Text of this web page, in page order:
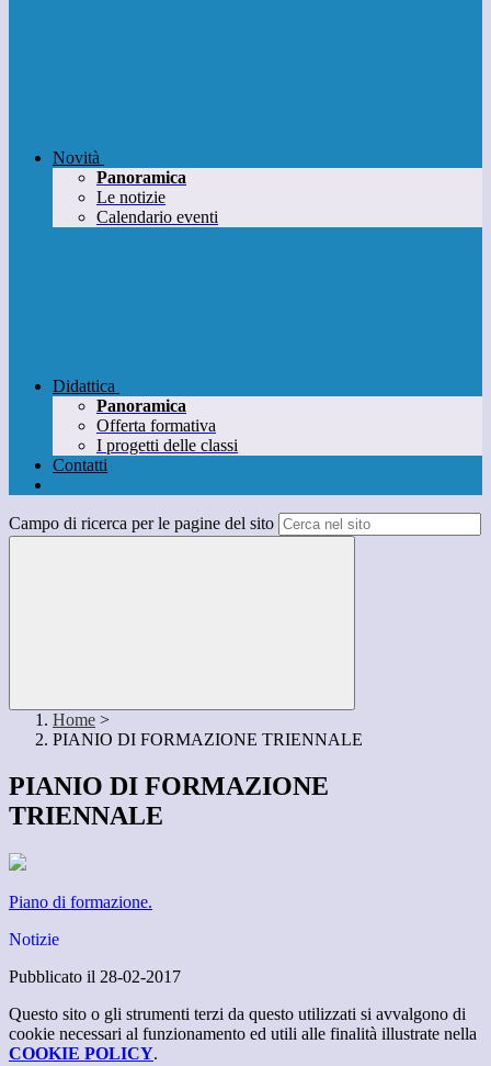
Novità
Panoramica
Le notizie
Calendario eventi
Didattica
Panoramica
Offerta formativa
I progetti delle classi
Contatti
Campo di ricerca per le pagine del sito
Home >
PIANIO DI FORMAZIONE TRIENNALE
PIANIO DI FORMAZIONE
TRIENNALE
Piano di formazione.
Notizie
Pubblicato il 28-02-2017
Questo sito o gli strumenti terzi da questo utilizzati si avvalgono di
cookie necessari al funzionamento ed utili alle finalità illustrate nella
COOKIE POLICY.